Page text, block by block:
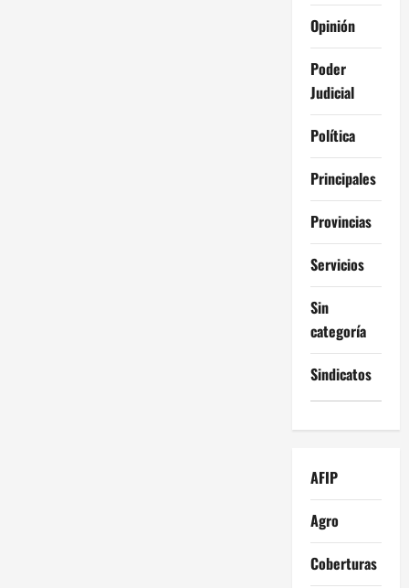
Opinión
Poder
Judicial
Política
Principales
Provincias
Servicios
Sin
categoría
Sindicatos
AFIP
Agro
Coberturas